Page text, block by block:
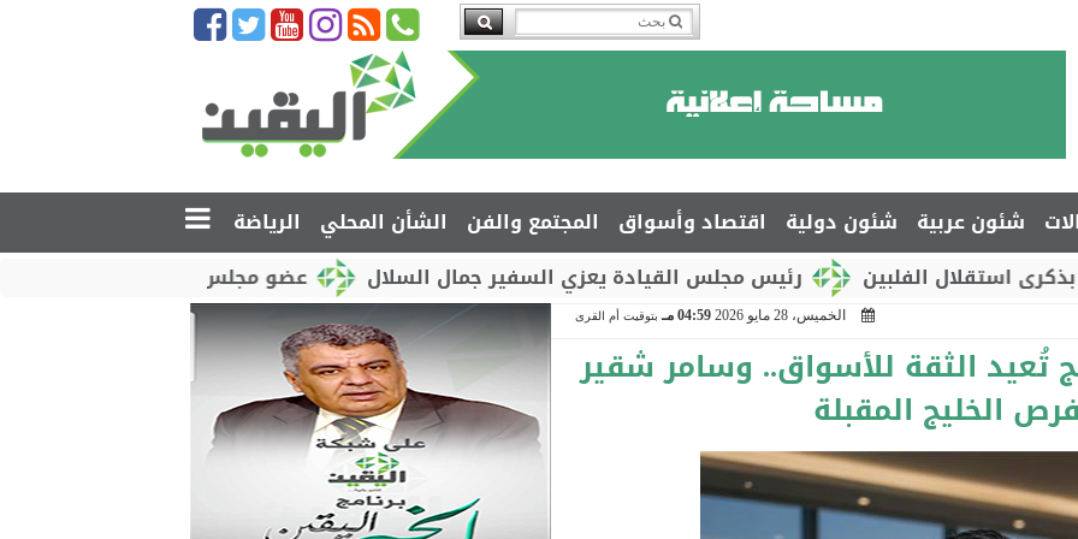
شئون عربية شئون دولية اقتصاد وأسواق المجتمع والفن الشأن المحلي
الرياضة
عضو مجلس القيادة محمود الصبيحي يدشّن
رئيس مجلس القيادة يعزي السفير جمال السلال الفلبين
الخميس، 28 مايو 2026 04:59 مـ بتوقيت أم القرى
الثقة للأسواق.. وسامر شقير
الخليج المقبلة